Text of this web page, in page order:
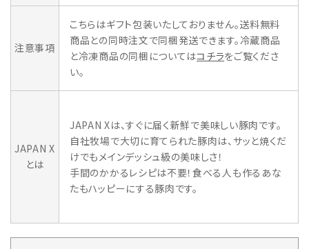
注意事項
こちらはギフト包装いたしておりません。送料無料
商品との同時注文で同梱発送できます。冷蔵商品
と冷凍商品の同梱についてはコチラをご覧くださ
い。
JAPAN X
とは
JAPAN Xは、すぐに届く新鮮で美味しい豚肉です。
自社牧場で大切に育てられた豚肉は、サッと焼くだ
けでもメインデッシュ級の美味しさ！
手間のかかるレシピは不要！食べる人も作るあな
たもハッピーにする豚肉です。